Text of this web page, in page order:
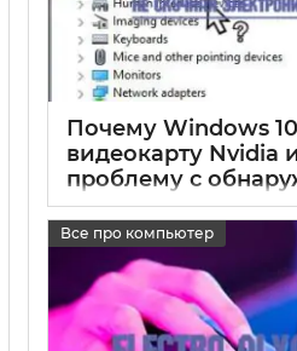
Почему Windows
видеокарту Nvidia
проблему с
видеокарты на ПК
17 05 2025 0
Все про компьютер